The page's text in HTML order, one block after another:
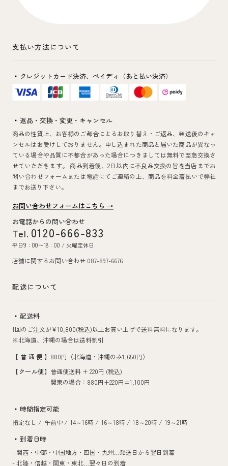
支払い方法について
クレジットカード決済、 ペイディ（あと払い決済）
返品・交換・変更・キャンセル
商品の性質上、お客様のご都合によるお取り替え・ご返品、発送後のキャ
ンセルはお受けしておりません。申し込まれた商品と届いた商品が異なっ
ている場合や品質に不都合があった場合につきましては無料で至急交換さ
せていただきます。 商品到着後、2日以内に不良品交換の旨を当店までお
問い合わせフォームまたは電話にてご連絡の上、商品を料金着払いで弊社
までお送り下さい。
お問い合わせフォームはこちら →
お電話からの問い合わせ
Tel. 0120-666-833
平日9：00〜18：00 / 火曜定休日
店舗に関するお問い合わせ 087-897-6676
配送について
配送料
1回のご注文が¥10,800(税込)以上お買い上げで送料無料になります。
※北海道、沖縄の場合は送料割引
【普通便】 880円（北海道・沖縄のみ1,650円）
【クール便】 普通便送料 + 220円 (税込)
関東の場合：880円+220円=1,100円
時間指定可能
指定なし / 午前中 / 14～16時 / 16～18時 / 18～20時 / 19～21時
到着日時
- 関西・中部・中国地方・四国・九州… 発送日から翌日到着
- 北陸・信越・関東・東北… 翌々日の到着